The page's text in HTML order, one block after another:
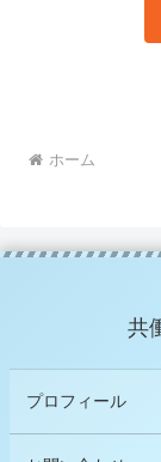
ホーム
共
プロフィール